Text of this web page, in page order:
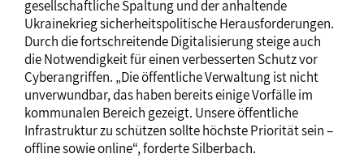
gesellschaftliche Spaltung und der anhaltende
Ukrainekrieg sicherheitspolitische Herausforderungen.
Durch die fortschreitende Digitalisierung steige auch
die Notwendigkeit für einen verbesserten Schutz vor
Cyberangriffen. „Die öffentliche Verwaltung ist nicht
unverwundbar, das haben bereits einige Vorfälle im
kommunalen Bereich gezeigt. Unsere öffentliche
Infrastruktur zu schützen sollte höchste Priorität sein –
offline sowie online“, forderte Silberbach.